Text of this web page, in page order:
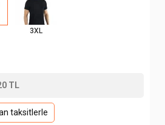
3XL
TL
taksitlerle